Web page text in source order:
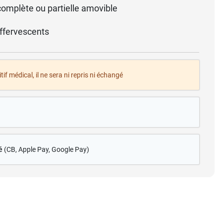
ou partielle amovible
médical, il ne sera ni repris ni échangé
(CB, Apple Pay, Google Pay)